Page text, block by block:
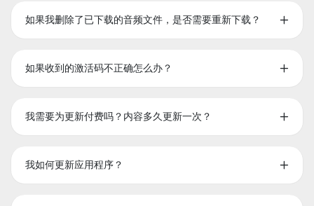
如果我删除了已下载的音频文件，是否需要重新下载？
如果收到的激活码不正确怎么办？
我需要为更新付费吗？内容多久更新一次？
我如何更新应用程序？